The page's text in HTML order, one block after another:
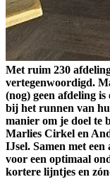
Met ruim 230
vertegenwoordigd.
(nog) geen afdeling
bij het runnen van
manier om je doel te
Marlies Cirkel en
IJsel. Samen met
voor een optimaal
kortere lijntjes en